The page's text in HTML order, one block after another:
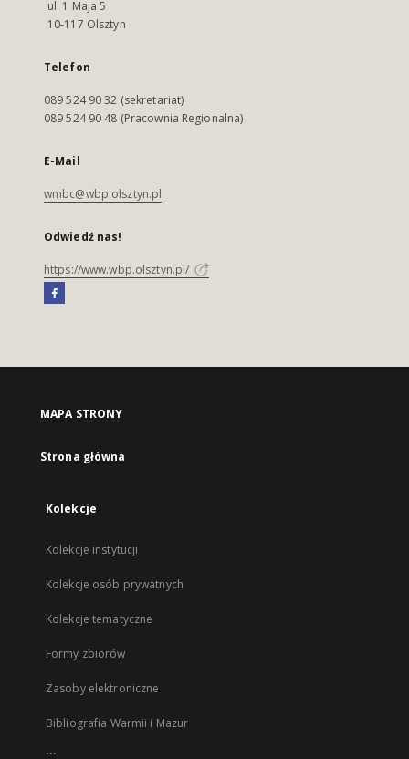
ul. 1 Maja 5
10-117 Olsztyn
Telefon
089 524 90 32 (sekretariat)
089 524 90 48 (Pracownia Regionalna)
E-Mail
wmbc@wbp.olsztyn.pl
Odwiedź nas!
https://www.wbp.olsztyn.pl/
MAPA STRONY
Strona główna
Kolekcje
Kolekcje instytucji
Kolekcje osób prywatnych
Kolekcje tematyczne
Formy zbiorów
Zasoby elektroniczne
Bibliografia Warmii i Mazur
...